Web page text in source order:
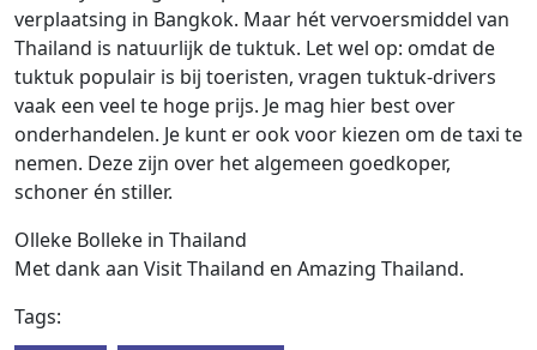
verplaatsing in Bangkok. Maar hét vervoersmiddel van
Thailand is natuurlijk de tuktuk. Let wel op: omdat de
tuktuk populair is bij toeristen, vragen tuktuk-drivers
vaak een veel te hoge prijs. Je mag hier best over
onderhandelen. Je kunt er ook voor kiezen om de taxi te
nemen. Deze zijn over het algemeen goedkoper,
schoner én stiller.
Olleke Bolleke in Thailand
Met dank aan Visit Thailand en Amazing Thailand.
Tags: